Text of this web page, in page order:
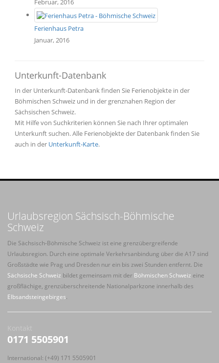
Februar, 2016
Ferienhaus Petra
Januar, 2016
Unterkunft-Datenbank
In der Unterkunft-Datenbank finden Sie Ferienobjekte in der
Böhmischen Schweiz und in der grenznahen Region der
Sächsischen Schweiz.
Mit Hilfe von Suchkriterien können Sie nach Ihrer optimalen
Unterkunft suchen. Alle Ferienobjekte der Datenbank finden Sie
auch in der Unterkunft-Karte.
Urlaubsregion Sächsisch-Böhmische
Schweiz
Die Sächsisch-Böhmische Schweiz ist eine grenzübergreifende
Urlaubsregion. Durch eine optimale Verkehrsanbindung über die A17 sind
Großstädte wie Prag und Dresden nur ein bis zwei Stunden entfernt. Die
Sächsische Schweiz bildet gemeinsam mit der Böhmischen Schweiz eine
großflächige, grenzüberschreitende Nationalparkzone innerhalb des
Elbsandsteingebirges.
Kontakt
0171 5505901
International: (+49) 171 5505901